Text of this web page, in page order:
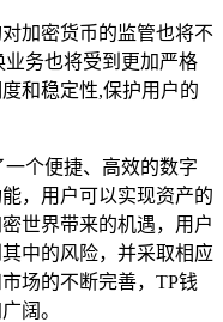
加密货币的监管也将不
务也将受到更加严格
和稳定性,保护用户的
个便捷、高效的数字
，用户可以实现资产的
世界带来的机遇，用户
中的风险，并采取相应
场的不断完善，TP钱
阔。